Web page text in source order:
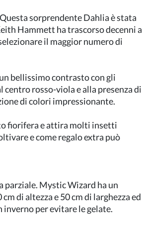
sorprendente Dahlia è stata
Hammett ha trascorso decenni a
il maggior numero di
bellissimo contrasto con gli
rosso-viola e alla presenza di
di colori impressionante.
fiorifera e attira molti insetti
e come regalo extra può
parziale. Mystic Wizard ha un
di altezza e 50 cm di larghezza ed
per evitare le gelate.